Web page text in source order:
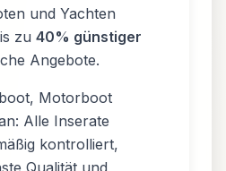
und Yachten
zu 40% günstiger
Angebote.
Motorboot
Alle Inserate
kontrolliert,